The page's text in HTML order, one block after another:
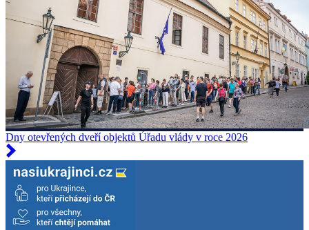
Dny otevřených dveří objektů Úřadu vlády v roce 2026